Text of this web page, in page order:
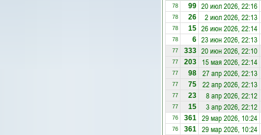
78 99 20 июл 2026, 22:16
78 26 2 июл 2026, 22:13
78 15 26 июн 2026, 22:14
78 6 23 июн 2026, 22:13
77 333 20 июн 2026, 22:10
77 203 15 мая 2026, 22:14
77 98 27 апр 2026, 22:13
77 75 22 апр 2026, 22:13
77 23 8 апр 2026, 22:12
77 15 3 апр 2026, 22:12
76 361 29 мар 2026, 10:24
76 361 29 мар 2026, 10:24